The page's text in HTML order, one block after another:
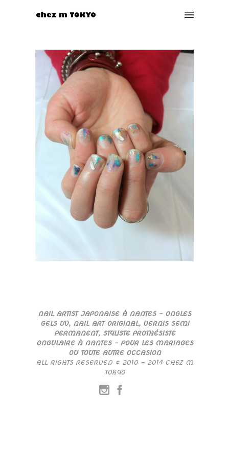
NAIL ARTIST JAPONAISE À NANTES – ONGLES
GELS UV, NAIL ART ORIGINAL, VERNIS SEMI
PERMANENT, STYLISTE PROTHÉSISTE
ONGULAIRE À NANTES – POUR LES MARIAGES
OU TOUTE AUTRE OCCASION
ALL RIGHTS RESERVED © 2010 – 2014 CHEZ M
TOKYO